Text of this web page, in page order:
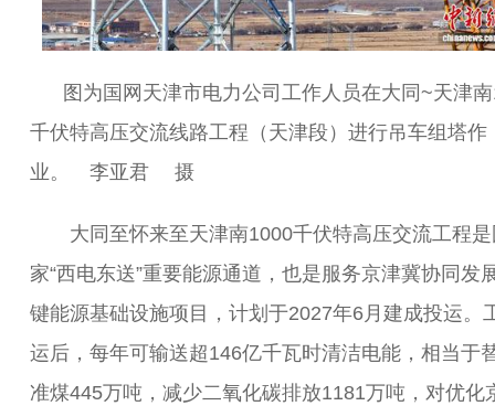
图为国网天津市电力公司工作人员在大同~天津
千伏特高压交流线路工程（天津段）进行吊车组塔作
业。 李亚君 摄
大同至怀来至天津南1000千伏特高压交流工程是
家“西电东送”重要能源通道，也是服务京津冀协同发
键能源基础设施项目，计划于2027年6月建成投运。
运后，每年可输送超146亿千瓦时清洁电能，相当于
准煤445万吨，减少二氧化碳排放1181万吨，对优化